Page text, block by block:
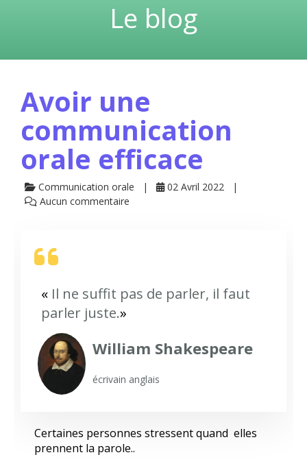
Le blog
Avoir une
communication
orale efficace
Communication orale
02 Avril 2022
Aucun commentaire
« Il ne suffit pas de parler, il faut
parler juste.»
William Shakespeare
écrivain anglais
Certaines personnes stressent quand elles
prennent la parole..